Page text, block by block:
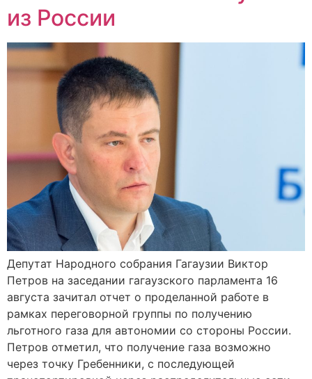
из России
Депутат Народного собрания Гагаузии Виктор
Петров на заседании гагаузского парламента 16
августа зачитал отчет о проделанной работе в
рамках переговорной группы по получению
льготного газа для автономии со стороны России.
Петров отметил, что получение газа возможно
через точку Гребенники, с последующей